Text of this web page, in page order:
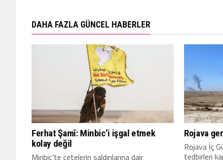
DAHA FAZLA GÜNCEL HABERLER
Ferhat Şamî: Minbic’i işgal etmek
kolay değil
Minbic’te çetelerin saldırılarına dair
Rojava
Rojava İç
tedbirleri